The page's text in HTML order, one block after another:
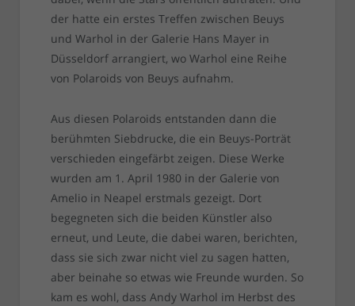
der hatte ein erstes Treffen zwischen Beuys
und Warhol in der Galerie Hans Mayer in
Düsseldorf arrangiert, wo Warhol eine Reihe
von Polaroids von Beuys aufnahm.
Aus diesen Polaroids entstanden dann die
berühmten Siebdrucke, die ein Beuys-Porträt
verschieden eingefärbt zeigen. Diese Werke
wurden am 1. April 1980 in der Galerie von
Amelio in Neapel erstmals gezeigt. Dort
begegneten sich die beiden Künstler also
erneut, und Leute, die dabei waren, berichten,
dass sie sich zwar nicht viel zu sagen hatten,
aber beinahe so etwas wie Freunde wurden. So
kam es wohl, dass Andy Warhol im Herbst des